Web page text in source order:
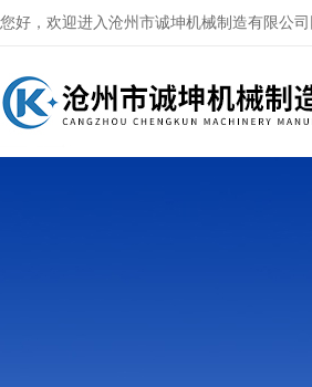
您好，欢迎进入沧州市诚坤机械制造有限公司